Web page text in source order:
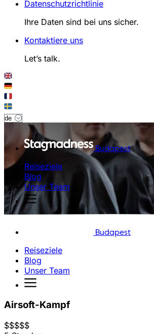
Datenschutzrichtlinie
Ihre Daten sind bei uns sicher.
Kontaktiere uns
Let’s talk.
Budapest
Reiseziele
Blog
Unser Team
Budapest
Reiseziele
Blog
Unser Team
Airsoft-Kampf
$$$$$